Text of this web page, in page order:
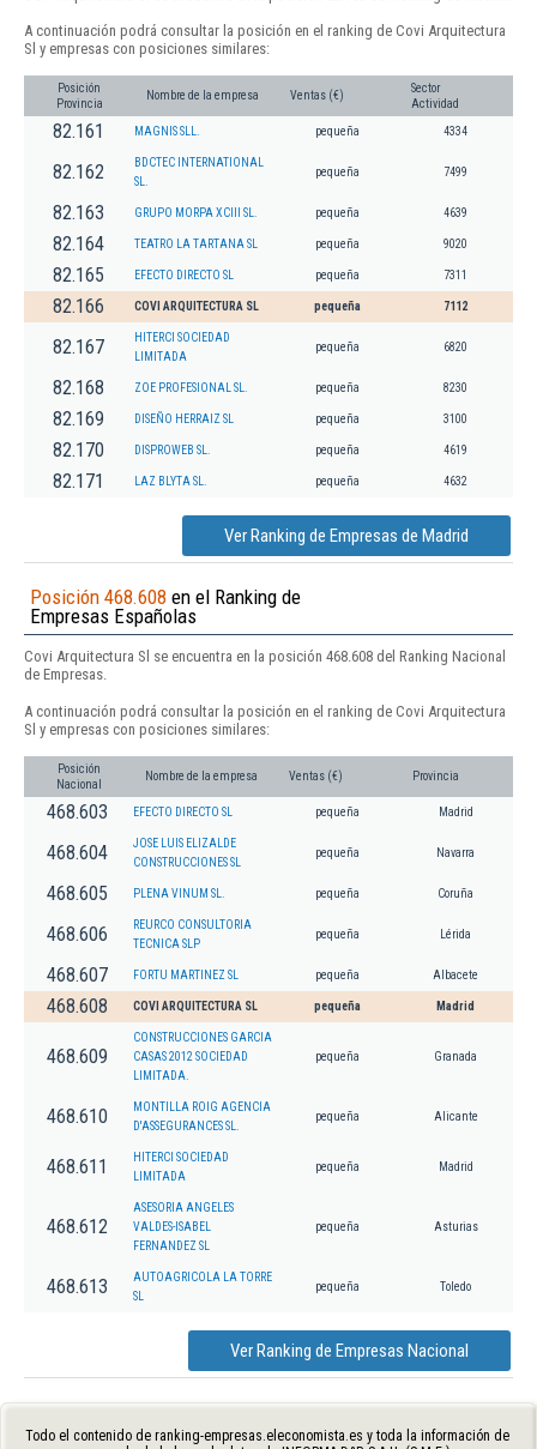
A continuación podrá consultar la posición en el ranking de Covi Arquitectura
Sl y empresas con posiciones similares:
Posición
Provincia
Nombre de la empresa Ventas (€)
Sector
Actividad
82.161 MAGNIS SLL. pequeña 4334
82.162
BDCTEC INTERNATIONAL
SL.
pequeña 7499
82.163 GRUPO MORPA XCIII SL. pequeña 4639
82.164 TEATRO LA TARTANA SL pequeña 9020
82.165 EFECTO DIRECTO SL pequeña 7311
82.166 COVI ARQUITECTURA SL pequeña 7112
82.167
HITERCI SOCIEDAD
LIMITADA
pequeña 6820
82.168 ZOE PROFESIONAL SL. pequeña 8230
82.169 DISEÑO HERRAIZ SL pequeña 3100
82.170 DISPROWEB SL. pequeña 4619
82.171 LAZ BLYTA SL. pequeña 4632
Ver Ranking de Empresas de Madrid
Posición 468.608 en el Ranking de
Empresas Españolas
Covi Arquitectura Sl se encuentra en la posición 468.608 del Ranking Nacional
de Empresas.
A continuación podrá consultar la posición en el ranking de Covi Arquitectura
Sl y empresas con posiciones similares:
Posición
Nacional
Nombre de la empresa Ventas (€) Provincia
468.603 EFECTO DIRECTO SL pequeña Madrid
468.604
JOSE LUIS ELIZALDE
CONSTRUCCIONES SL
pequeña Navarra
468.605 PLENA VINUM SL. pequeña Coruña
468.606
REURCO CONSULTORIA
TECNICA SLP
pequeña Lérida
468.607 FORTU MARTINEZ SL pequeña Albacete
468.608 COVI ARQUITECTURA SL pequeña Madrid
468.609
CONSTRUCCIONES GARCIA
CASAS 2012 SOCIEDAD
LIMITADA.
pequeña Granada
468.610
MONTILLA ROIG AGENCIA
D'ASSEGURANCES SL.
pequeña Alicante
468.611
HITERCI SOCIEDAD
LIMITADA
pequeña Madrid
468.612
ASESORIA ANGELES
VALDES-ISABEL
FERNANDEZ SL
pequeña Asturias
468.613
AUTOAGRICOLA LA TORRE
SL
pequeña Toledo
Ver Ranking de Empresas Nacional
Todo el contenido de ranking-empresas.eleconomista.es y toda la información de